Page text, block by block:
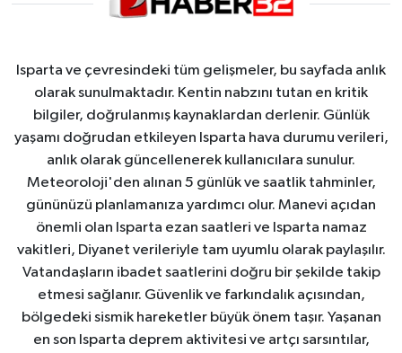
Isparta ve çevresindeki tüm gelişmeler, bu sayfada anlık
olarak sunulmaktadır. Kentin nabzını tutan en kritik
bilgiler, doğrulanmış kaynaklardan derlenir. Günlük
yaşamı doğrudan etkileyen Isparta hava durumu verileri,
anlık olarak güncellenerek kullanıcılara sunulur.
Meteoroloji'den alınan 5 günlük ve saatlik tahminler,
gününüzü planlamanıza yardımcı olur. Manevi açıdan
önemli olan Isparta ezan saatleri ve Isparta namaz
vakitleri, Diyanet verileriyle tam uyumlu olarak paylaşılır.
Vatandaşların ibadet saatlerini doğru bir şekilde takip
etmesi sağlanır. Güvenlik ve farkındalık açısından,
bölgedeki sismik hareketler büyük önem taşır. Yaşanan
en son Isparta deprem aktivitesi ve artçı sarsıntılar,